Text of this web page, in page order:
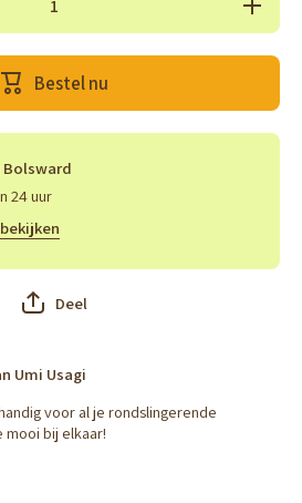
voor A4
-
Bestel nu
Bolsward
24 uur
Deel
Umi Usagi
voor al je rondslingerende
mooi bij elkaar!